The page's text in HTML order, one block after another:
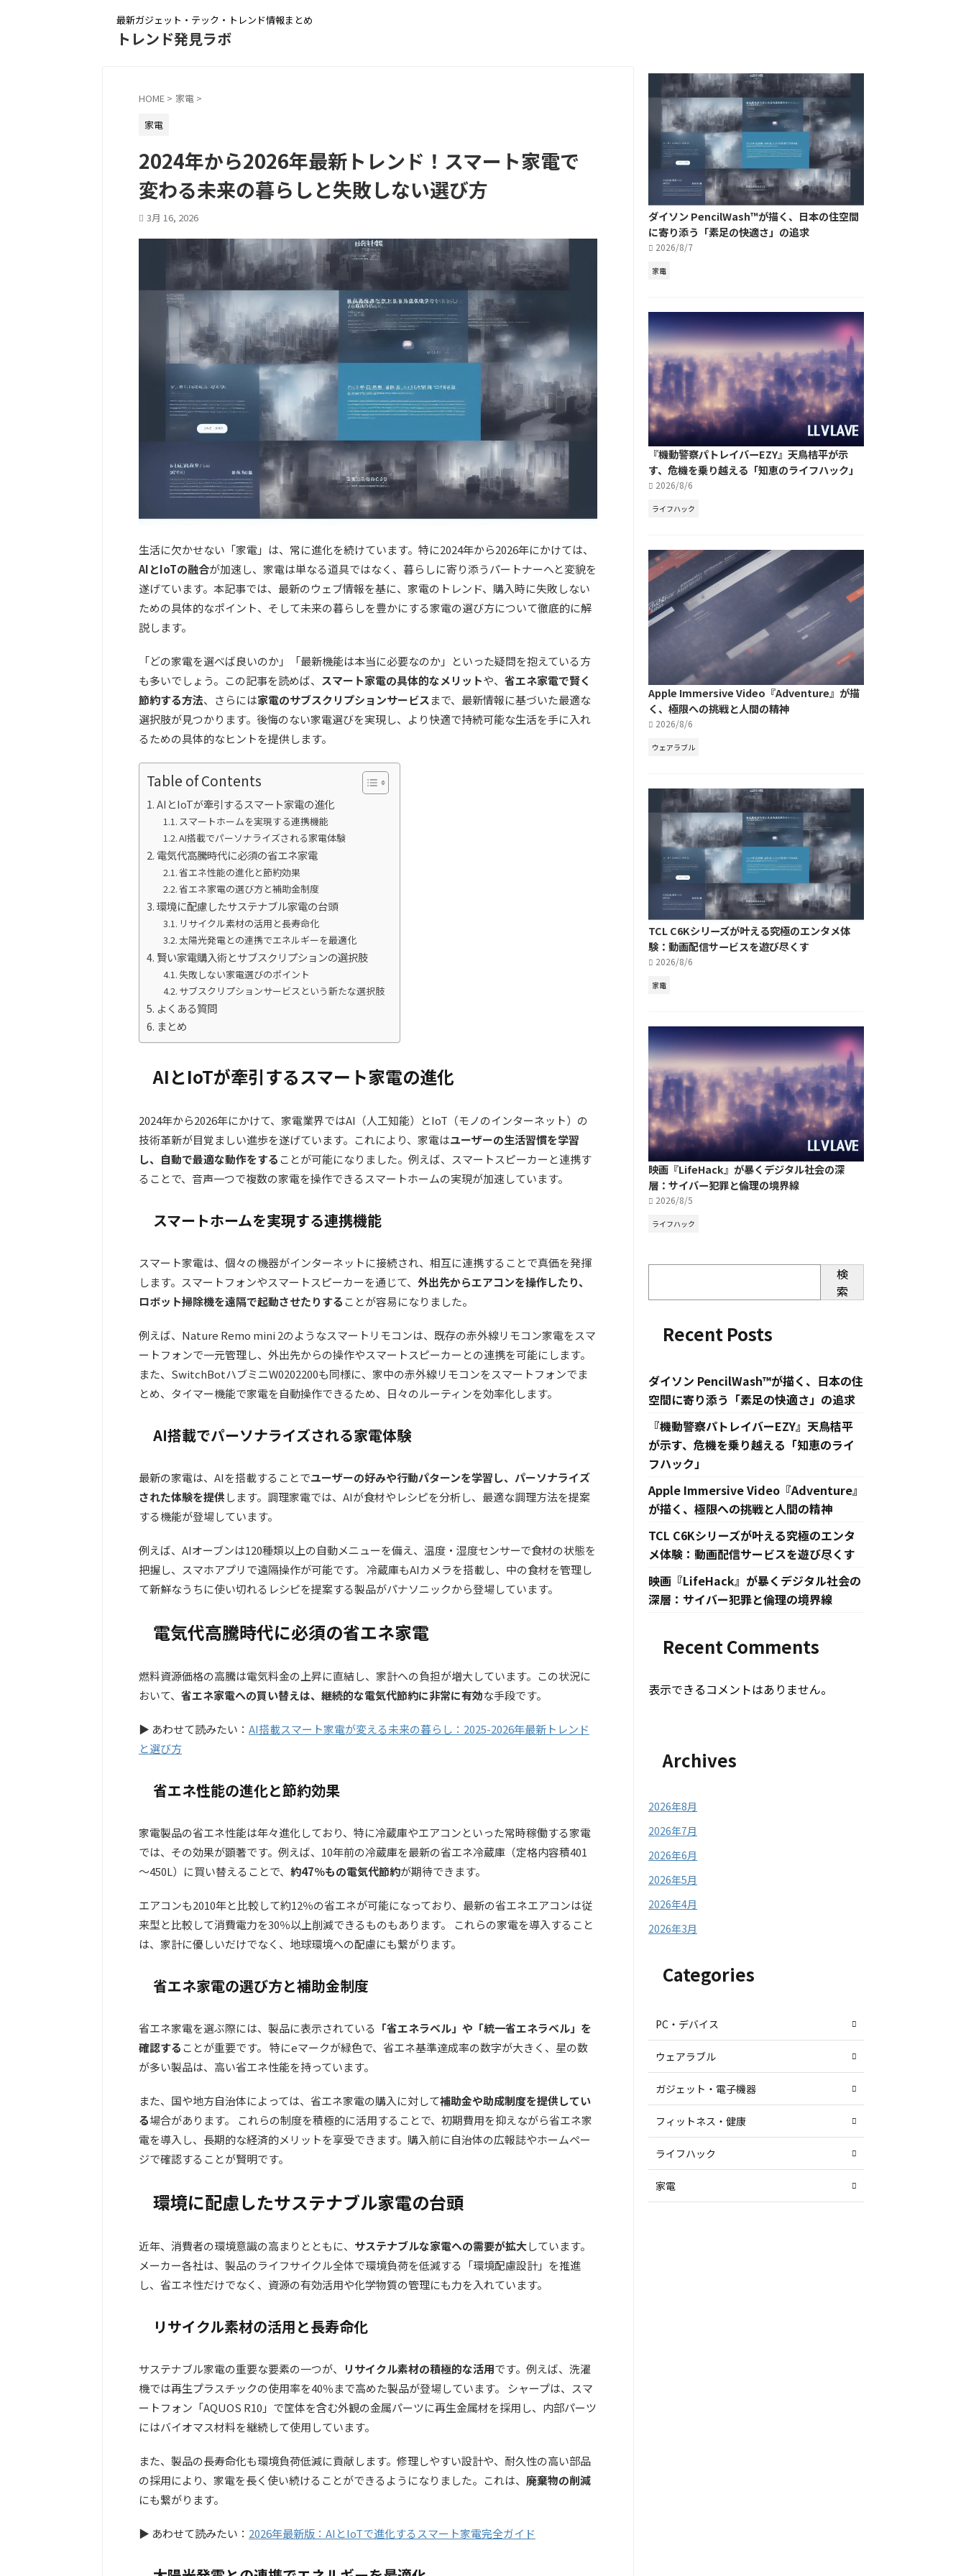
最新ガジェット・テック・トレンド情報まとめ
トレンド発見ラボ
HOME > 家電 >
家電
2024年から2026年最新トレンド！スマート家電で
変わる未来の暮らしと失敗しない選び方
3月 16, 2026
生活に欠かせない「家電」は、常に進化を続けています。特に2024年から2026年にかけては、
AIとIoTの融合が加速し、家電は単なる道具ではなく、暮らしに寄り添うパートナーへと変貌を
遂げています。本記事では、最新のウェブ情報を基に、家電のトレンド、購入時に失敗しない
ための具体的なポイント、そして未来の暮らしを豊かにする家電の選び方について徹底的に解
説します。
「どの家電を選べば良いのか」「最新機能は本当に必要なのか」といった疑問を抱えている方
も多いでしょう。この記事を読めば、 スマート家電の具体的なメリットや、 省エネ家電で賢く
節約する方法、さらには家電のサブスクリプションサービスまで、最新情報に基づいた最適な
選択肢が見つかります。後悔のない家電選びを実現し、より快適で持続可能な生活を手に入れ
るための具体的なヒントを提供します。
Table of Contents
AIとIoTが牽引するスマート家電の進化
スマートホームを実現する連携機能
AI搭載でパーソナライズされる家電体験
電気代高騰時代に必須の省エネ家電
省エネ性能の進化と節約効果
省エネ家電の選び方と補助金制度
環境に配慮したサステナブル家電の台頭
リサイクル素材の活用と長寿命化
太陽光発電との連携でエネルギーを最適化
賢い家電購入術とサブスクリプションの選択肢
失敗しない家電選びのポイント
サブスクリプションサービスという新たな選択肢
よくある質問
まとめ
AIとIoTが牽引するスマート家電の進化
2024年から2026年にかけて、家電業界ではAI（人工知能）とIoT（モノのインターネット）の
技術革新が目覚ましい進歩を遂げています。これにより、家電はユーザーの生活習慣を学習
し、自動で最適な動作をすることが可能になりました。例えば、スマートスピーカーと連携す
ることで、音声一つで複数の家電を操作できるスマートホームの実現が加速しています。
スマートホームを実現する連携機能
スマート家電は、個々の機器がインターネットに接続され、相互に連携することで真価を発揮
します。スマートフォンやスマートスピーカーを通じて、 外出先からエアコンを操作したり、
ロボット掃除機を遠隔で起動させたりすることが容易になりました。
例えば、Nature Remo mini 2のようなスマートリモコンは、既存の赤外線リモコン家電をスマ
ートフォンで一元管理し、外出先からの操作やスマートスピーカーとの連携を可能にします。
また、SwitchBotハブミニW0202200も同様に、家中の赤外線リモコンをスマートフォンでま
とめ、タイマー機能で家電を自動操作できるため、日々のルーティンを効率化します。
AI搭載でパーソナライズされる家電体験
最新の家電は、AIを搭載することでユーザーの好みや行動パターンを学習し、パーソナライズ
された体験を提供します。調理家電では、AIが食材やレシピを分析し、最適な調理方法を提案
する機能が登場しています。
例えば、AIオーブンは120種類以上の自動メニューを備え、温度・湿度センサーで食材の状態を
把握し、スマホアプリで遠隔操作が可能です。 冷蔵庫もAIカメラを搭載し、中の食材を管理し
て新鮮なうちに使い切れるレシピを提案する製品がパナソニックから登場しています。
電気代高騰時代に必須の省エネ家電
燃料資源価格の高騰は電気料金の上昇に直結し、家計への負担が増大しています。この状況に
おいて、 省エネ家電への買い替えは、継続的な電気代節約に非常に有効な手段です。
▶ あわせて読みたい： AI搭載スマート家電が変える未来の暮らし：2025-2026年最新トレンド
と選び方
省エネ性能の進化と節約効果
家電製品の省エネ性能は年々進化しており、特に冷蔵庫やエアコンといった常時稼働する家電
では、その効果が顕著です。例えば、10年前の冷蔵庫を最新の省エネ冷蔵庫（定格内容積401
～450L）に買い替えることで、 約47％もの電気代節約が期待できます。
エアコンも2010年と比較して約12％の省エネが可能になっており、最新の省エネエアコンは従
来型と比較して消費電力を30％以上削減できるものもあります。 これらの家電を導入すること
は、家計に優しいだけでなく、地球環境への配慮にも繋がります。
省エネ家電の選び方と補助金制度
省エネ家電を選ぶ際には、製品に表示されている 「省エネラベル」や「統一省エネラベル」を
確認することが重要です。 特にeマークが緑色で、省エネ基準達成率の数字が大きく、星の数
が多い製品は、高い省エネ性能を持っています。
また、国や地方自治体によっては、省エネ家電の購入に対して補助金や助成制度を提供してい
る場合があります。 これらの制度を積極的に活用することで、初期費用を抑えながら省エネ家
電を導入し、長期的な経済的メリットを享受できます。購入前に自治体の広報誌やホームペー
ジで確認することが賢明です。
環境に配慮したサステナブル家電の台頭
近年、消費者の環境意識の高まりとともに、 サステナブルな家電への需要が拡大しています。
メーカー各社は、製品のライフサイクル全体で環境負荷を低減する「環境配慮設計」を推進
し、省エネ性だけでなく、資源の有効活用や化学物質の管理にも力を入れています。
リサイクル素材の活用と長寿命化
サステナブル家電の重要な要素の一つが、 リサイクル素材の積極的な活用です。例えば、洗濯
機では再生プラスチックの使用率を40％まで高めた製品が登場しています。 シャープは、スマ
ートフォン「AQUOS R10」で筐体を含む外観の金属パーツに再生金属材を採用し、内部パーツ
にはバイオマス材料を継続して使用しています。
また、製品の長寿命化も環境負荷低減に貢献します。修理しやすい設計や、耐久性の高い部品
の採用により、家電を長く使い続けることができるようになりました。これは、 廃棄物の削減
にも繋がります。
▶ あわせて読みたい： 2026年最新版：AIとIoTで進化するスマート家電完全ガイド
ダイソン PencilWash™が描く、日本の住空間
に寄り添う「素足の快適さ」の追求
2026/8/7
家電
『機動警察パトレイバーEZY』天鳥桔平が示
す、危機を乗り越える「知恵のライフハック」
2026/8/6
ライフハック
Apple Immersive Video『Adventure』が描
く、極限への挑戦と人間の精神
2026/8/6
ウェアラブル
TCL C6Kシリーズが叶える究極のエンタメ体
験：動画配信サービスを遊び尽くす
2026/8/6
家電
映画『LifeHack』が暴くデジタル社会の深
層：サイバー犯罪と倫理の境界線
2026/8/5
ライフハック
検
索
Recent Posts
ダイソン PencilWash™が描く、日本の住
空間に寄り添う「素足の快適さ」の追求
『機動警察パトレイバーEZY』天鳥桔平
が示す、危機を乗り越える「知恵のライ
フハック」
Apple Immersive Video『Adventure』
が描く、極限への挑戦と人間の精神
TCL C6Kシリーズが叶える究極のエンタ
メ体験：動画配信サービスを遊び尽くす
映画『LifeHack』が暴くデジタル社会の
深層：サイバー犯罪と倫理の境界線
Recent Comments
表示できるコメントはありません。
Archives
2026年8月
2026年7月
2026年6月
2026年5月
2026年4月
2026年3月
Categories
PC・デバイス
ウェアラブル
ガジェット・電子機器
フィットネス・健康
ライフハック
家電